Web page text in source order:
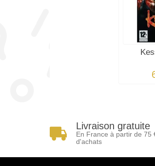
Livraison gratuite
En France à partir de 75
d'achats